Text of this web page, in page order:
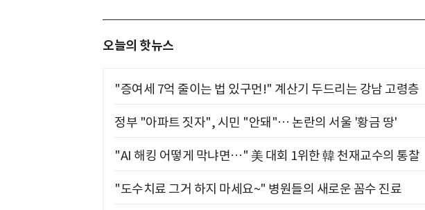
오늘의 핫뉴스
"증여세 7억 줄이는 법 있구먼!" 계산기 두드리는 강남 고령층
정부 "아파트 짓자", 시민 "안돼"… 논란의 서울 '황금 땅'
"AI 해킹 어떻게 막냐면…" 美 대회 1위한 韓 천재교수의 통찰
"도수치료 그거 하지 마세요~" 병원들의 새로운 꼼수 진료